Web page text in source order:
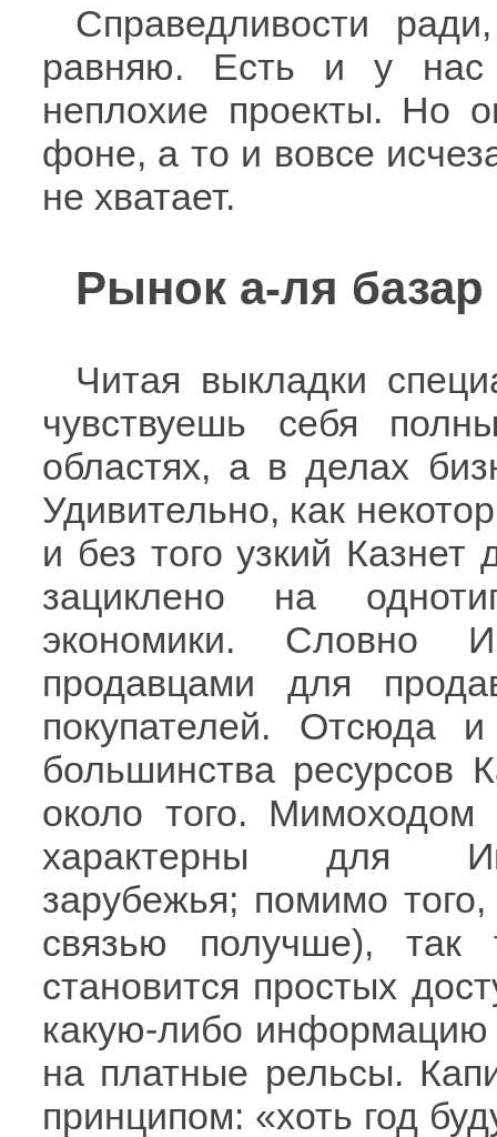
Справедливости
равняю. Есть и у нас
неплохие проекты. Но
фоне, а то и вовсе
не хватает.
Рынок а-ля базар
Читая выкладки
чувствуешь себя
областях, а в делах
Удивительно, как
и без того узкий Казнет
зациклено на
экономики. Словно
продавцами для
покупателей. Отсюда
большинства ресурсов
около того.
характерны для
зарубежья; помимо
связью получше),
становится простых
какую-либо информацию
на платные рельсы.
принципом: «хоть год